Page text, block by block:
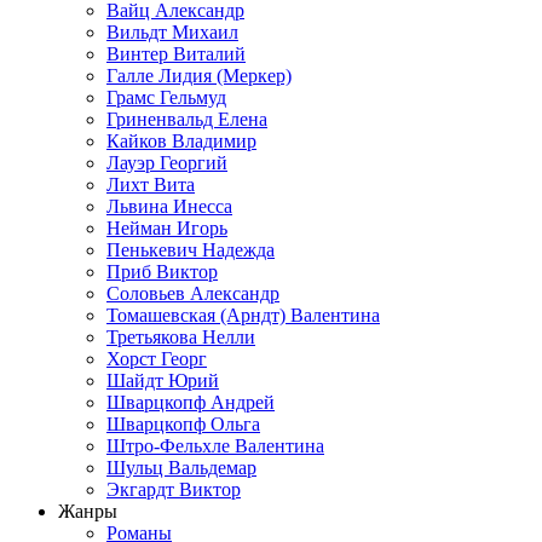
Вайц Александр
Вильдт Михаил
Винтер Виталий
Галле Лидия (Меркер)
Грамс Гельмуд
Гриненвальд Елена
Кайков Владимир
Лауэр Георгий
Лихт Вита
Львина Инесса
Нейман Игорь
Пенькевич Надежда
Приб Виктор
Соловьев Александр
Томашевская (Арндт) Валентина
Третьякова Нелли
Хорст Георг
Шайдт Юрий
Шварцкопф Андрей
Шварцкопф Ольга
Штро-Фельхле Валентина
Шульц Вальдемар
Экгардт Виктор
Жанры
Романы